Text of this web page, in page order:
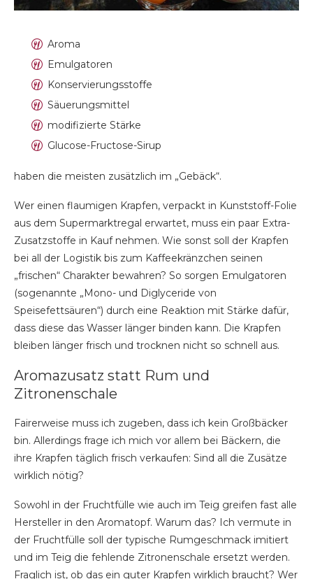
Aroma
Emulgatoren
Konservierungsstoffe
Säuerungsmittel
modifizierte Stärke
Glucose-Fructose-Sirup
haben die meisten zusätzlich im „Gebäck“.
Wer einen flaumigen Krapfen, verpackt in Kunststoff-Folie
aus dem Supermarktregal erwartet, muss ein paar Extra-
Zusatzstoffe in Kauf nehmen. Wie sonst soll der Krapfen
bei all der Logistik bis zum Kaffeekränzchen seinen
„frischen“ Charakter bewahren? So sorgen Emulgatoren
(sogenannte „Mono- und Diglyceride von
Speisefettsäuren“) durch eine Reaktion mit Stärke dafür,
dass diese das Wasser länger binden kann. Die Krapfen
bleiben länger frisch und trocknen nicht so schnell aus.
Aromazusatz statt Rum und
Zitronenschale
Fairerweise muss ich zugeben, dass ich kein Großbäcker
bin. Allerdings frage ich mich vor allem bei Bäckern, die
ihre Krapfen täglich frisch verkaufen: Sind all die Zusätze
wirklich nötig?
Sowohl in der Fruchtfülle wie auch im Teig greifen fast alle
Hersteller in den Aromatopf. Warum das? Ich vermute in
der Fruchtfülle soll der typische Rumgeschmack imitiert
und im Teig die fehlende Zitronenschale ersetzt werden.
Fraglich ist, ob das ein guter Krapfen wirklich braucht? Wer